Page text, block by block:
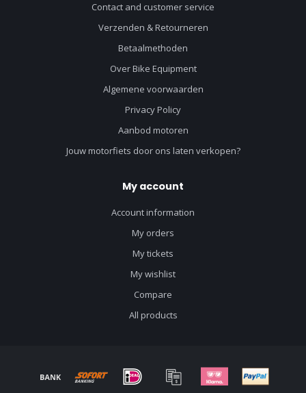
Contact and customer service
Verzenden & Retourneren
Betaalmethoden
Over Bike Equipment
Algemene voorwaarden
Privacy Policy
Aanbod motoren
Jouw motorfiets door ons laten verkopen?
My account
Account information
My orders
My tickets
My wishlist
Compare
All products